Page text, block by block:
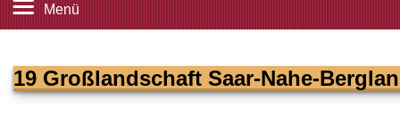
Menü
Landschaftsleitbilder
19 Großlandschaft Saar-Nahe-